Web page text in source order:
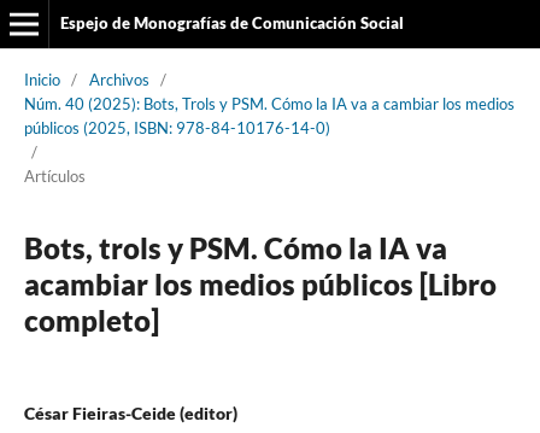
Espejo de Monografías de Comunicación Social
Inicio / Archivos
/
Núm. 40 (2025): Bots, Trols y PSM. Cómo la IA va a cambiar los medios
públicos (2025, ISBN: 978-84-10176-14-0)
/
Artículos
Bots, trols y PSM. Cómo la IA va
acambiar los medios públicos [Libro
completo]
César Fieiras-Ceide (editor)